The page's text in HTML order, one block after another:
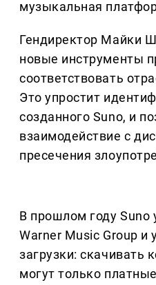
музыкальная
Гендиректор Майки
новые инструменты
соответствовать
Это упростит
созданного Suno, и
взаимодействие с
пресечения
В прошлом году Suno
Warner Music Group и
загрузки: скачивать
могут только